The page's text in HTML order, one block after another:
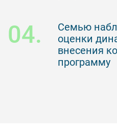
04.
Семью
оценки
внесения
программу